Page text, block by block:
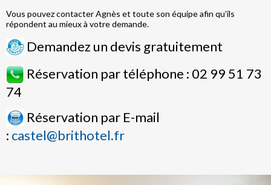
Vous pouvez contacter Agnès et toute son équipe afin qu'ils
répondent au mieux à votre demande.
Demandez un devis gratuitement
Réservation par téléphone : 02 99 51 73
74
Réservation par E-mail
: castel@brithotel.fr